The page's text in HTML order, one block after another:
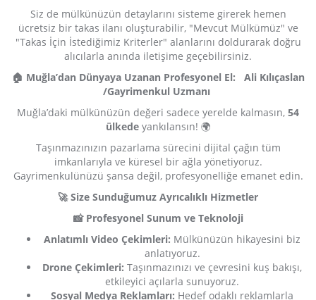
Siz de mülkünüzün detaylarını sisteme girerek hemen
ücretsiz bir takas ilanı oluşturabilir, "Mevcut Mülkümüz" ve
"Takas İçin İstediğimiz Kriterler" alanlarını doldurarak doğru
alıcılarla anında iletişime geçebilirsiniz.
🏠 Muğla’dan Dünyaya Uzanan Profesyonel El: Ali Kılıçaslan
/Gayrimenkul Uzmanı
Muğla’daki mülkünüzün değeri sadece yerelde kalmasın, 54
ülkedeyankılansın! 🌍
Taşınmazınızın pazarlama sürecini dijital çağın tüm
imkanlarıyla ve küresel bir ağla yönetiyoruz.
Gayrimenkulünüzü şansa değil, profesyonelliğe emanet edin.
🚀 Size Sunduğumuz Ayrıcalıklı Hizmetler
📸 Profesyonel Sunum ve Teknoloji
Anlatımlı Video Çekimleri: Mülkünüzün hikayesini biz
anlatıyoruz.
Drone Çekimleri: Taşınmazınızı ve çevresini kuş bakışı,
etkileyici açılarla sunuyoruz.
Sosyal Medya Reklamları: Hedef odaklı reklamlarla